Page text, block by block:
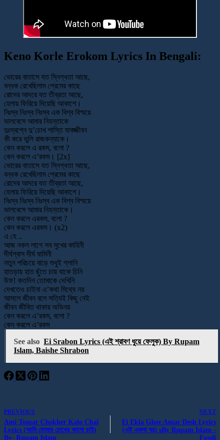
Keno Korle Erokom Lyrics In Bengali:
ভোরের বাতাসে যত স্নিগ্ধতা আছে,
বন্ধক রেখেছিলাম প্রেমের কাছে
রোদের আদরে যত তীব্রতা আছে,
হেলায় ফিরিয়ে দিয়েছি আকাশে।
নিঃস্ব নিঃস্ব নিঃস্ব এক বিশ্ব বিস্ময়ে
ভালবেসে আমার নিহন্তাকে
দুঃস্বপ্নে দু’চোখ শাস্তি যাবজ্জীবন
কী করে ভুলি রাজকন্যাকে।
কেন করলে এ রকম, বলো ?
কেন করলে এ’রকম। [2x]
ভোরের বাতাসে যত স্নিগ্ধতা আছে,
বন্ধক রেখেছিলাম প্রেমের কাছে
রোদের আদরে যত তীব্রতা আছে,
হেলায় ফিরিয়ে দিয়েছি আকাশে।
নিঃস্ব নিঃস্ব নিঃস্ব এক বিশ্ব বিস্ময়ে
ভালবেসে আমার নিহন্তাকে।
কেন করলে এরকম, বলো ?
কেন করলে এরকম। (x2)
এ হে ..
আজ নকল লাগে সব সুখের কাহিনী
দীর্ঘশ্বাস দীর্ঘ যামিনী
নতুন পরিচয়ে বাড়ে শুধুই গ্লানি
হাতড়ায় হাত ছুঁতে চায় যাকে চিনি
উফ! কতদিন তোমাকে দেখিনি
দেখতেও চাইনা এ’কথা মিথ্যে নয়
আসলে জীবন বলে সত্যিই কিছু নেই
জীবন জীবিত থাকার অভিনয়
কেন করলে এ’রকম, বলো ?
কেন করলে এ’রকম
See also Ei Srabon Lyrics (এই শ্রাবণ ধুয়ে ফেলুক) By Rupam
Islam, Baishe Shrabon
PREVIOUS
Ami Tomar Chokher Kalo Chai
Lyrics (আমি তোমার চোখের কালো চাই)
By- Rupam Islam
NEXT
Ei Ekla Ghor Amar Desh Lyrics
(এই একলা ঘর) sBy Rupam Islam -
Fossli